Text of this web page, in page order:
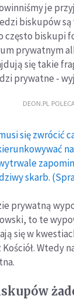
je
biskupów
często biskupi
prywatnym
się takie
prywatne -
DEON.PL
się zwrócić
skarb.
prywatną
to te
się w
Wtedy